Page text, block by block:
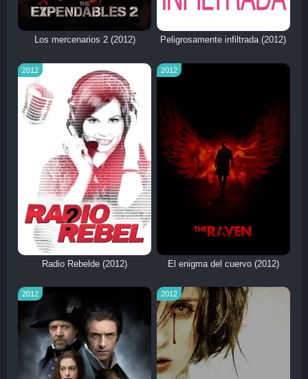
Los mercenarios 2 (2012) Peligrosamente infiltrada (2012)
2012
Radio Rebelde (2012)
2012
El enigma del cuervo (2012)
2012 2012